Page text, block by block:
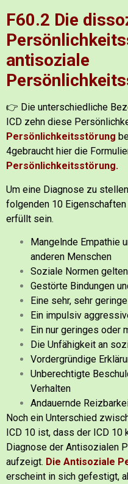
F60.2 Die
antisoziale
👉 Die unterschiedliche
ICD zehn diese
Persönlichkeitsstörung
4gebraucht hier die
Persönlichkeitsstörung.
Um eine Diagnose zu
folgenden 10
erfüllt sein.
Mangelnde Empathie
anderen Menschen
Soziale Normen
Gestörte Bindungen
Eine sehr, sehr
Ein impulsiv
Ein nur geringes oder
Die Unfähigkeit an
Vordergründige
Unberechtigte
Verhalten
Andauernde
Noch ein Unterschied
ICD 10 ist, dass der ICD
Diagnose der Antisozialen
aufzeigt. Die Antisoziale
erscheint in sich gefestigt,